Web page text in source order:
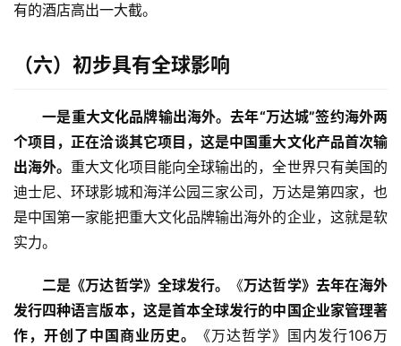
有的酒店高出一大截。
（六） 初步具有全球影响
一是重大文化品牌输出海外。去年“万达城”签约海外两
个项目，正在洽谈其它项目，这是中国重大文化产品首次输
出海外。 重大文化项目能向全球输出的，全世界只有美国的
迪士尼、环球影城和海洋公园三家公司，万达是第四家，也
是中国第一家能把重大文化品牌输出海外的企业，这就是软
实力。
二是《万达哲学》全球发行。 《万达哲学》去年在海外
发行四种语言版本，这是首本全球发行的中国企业家管理著
作，开创了中国商业历史。
《万达哲学》国内发行106万